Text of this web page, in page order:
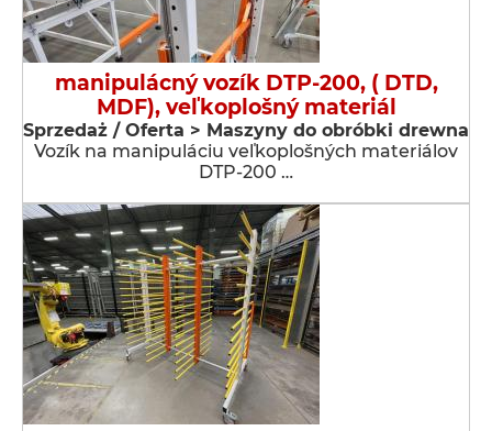
manipulácný vozík DTP-200, ( DTD,
MDF), veľkoplošný materiál
Sprzedaż / Oferta > Maszyny do obróbki drewna
Vozík na manipuláciu veľkoplošných materiálov
DTP-200 …